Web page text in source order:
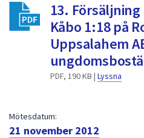
13.
Kåbo 1:18 på
Uppsalahem
PDF, 190 KB | Lyssna
Mötesdatum:
21 november 2012